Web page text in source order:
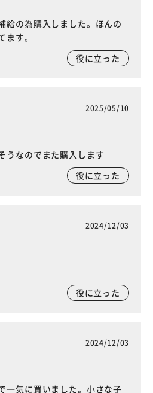
給の為購入しました。ほんの
す。
役に立った
2025/05/10
うなのでまた購入します
役に立った
2024/12/03
役に立った
2024/12/03
一気に買いました。小さな子